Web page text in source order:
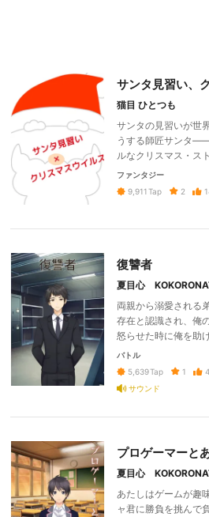
サンタ見習い、
猫目 ひとつも
サンタの見習いが
うする師匠サンタ
ルなクリスマス・ス
ファンタジー
9,911Tap 2
復讐者
夏目心
両親から溺愛される
存在と認識され、俺
怒らせた時に俺を助
バトル
5,639Tap 1
4
サウンド
プロゲーマーと
夏目心
あたしはゲームが趣
ャ君に勝負を挑んで